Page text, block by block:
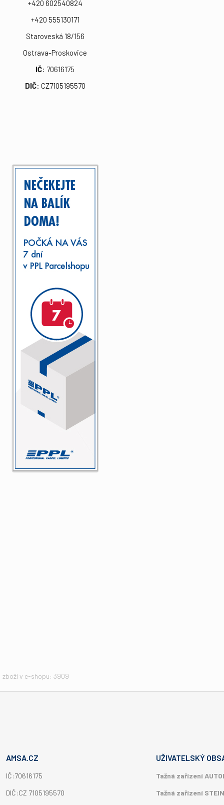
+420 602540824
+420 555130171
Staroveská 18/156
Ostrava-Proskovice
IČ: 70616175
DIČ: CZ7105195570
zboží v e-shopu: 3909
AMSA.CZ
IČ:70616175
DIČ:CZ 7105195570
UŽIVATELSKÝ
Tažná zařízení
Tažná zařízení